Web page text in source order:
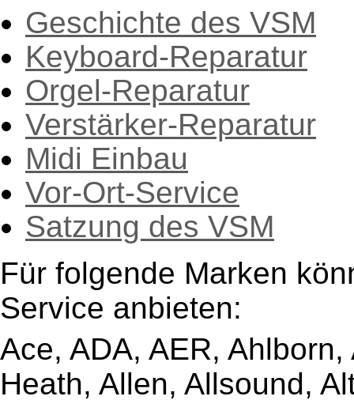
Geschichte des VSM
Keyboard-Reparatur
Orgel-Reparatur
Verstärker-Reparatur
Midi Einbau
Vor-Ort-Service
Satzung des VSM
Für folgende Marken
Service anbieten:
Ace, ADA, AER,
Heath, Allen, Allsound,